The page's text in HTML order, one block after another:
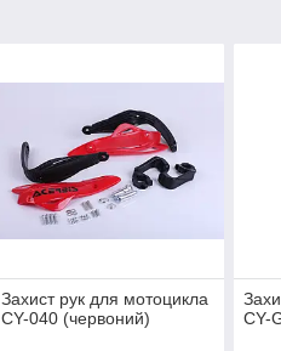
Захист рук для мотоцикла
CY-040 (червоний)
CY-